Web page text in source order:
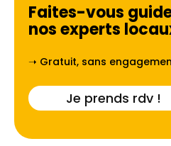
Faites-vous
nos experts
➝ Gratuit, sans
Je prends rdv !